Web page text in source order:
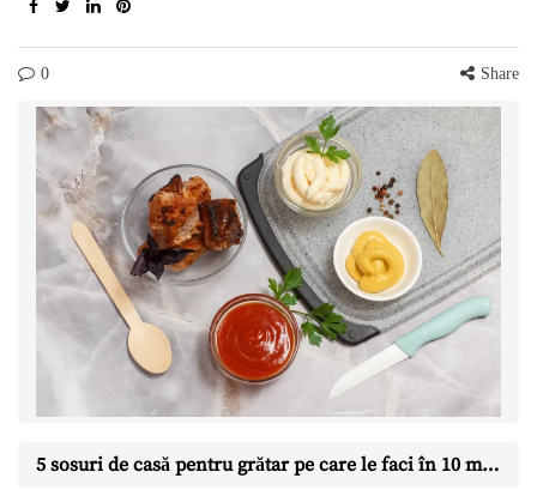
0 Share
5 sosuri de casă pentru grătar pe care le faci în 10 minute